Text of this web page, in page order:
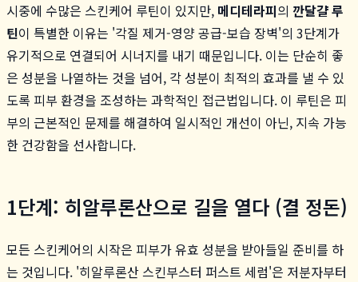
시중에 수많은 스킨케어 루틴이 있지만, 메디테라피의 깐달걀 루
틴이 특별한 이유는 '각질 제거-영양 공급-보습 장벽'의 3단계가
유기적으로 연결되어 시너지를 내기 때문입니다. 이는 단순히 좋
은 성분을 나열하는 것을 넘어, 각 성분이 최적의 효과를 낼 수 있
도록 피부 환경을 조성하는 과학적인 접근법입니다. 이 루틴은 피
부의 근본적인 문제를 해결하여 일시적인 개선이 아닌, 지속 가능
한 건강함을 선사합니다.
1단계: 히알루론산으로 길을 열다 (결 정돈)
모든 스킨케어의 시작은 피부가 유효 성분을 받아들일 준비를 하
는 것입니다. '히알루론산 스킨부스터 퍼스트 세럼'은 저분자부터